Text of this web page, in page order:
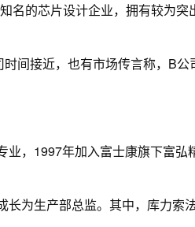
名的芯片设计企业，拥有较为突
间接近，也有市场传言称，B公
业，1997年加入富士康旗下富弘
长为生产部总监。其中，库力索